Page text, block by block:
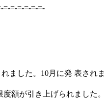
=-=-=-=-=-=-
ました。10月に発 表され
額が引き上げられました。